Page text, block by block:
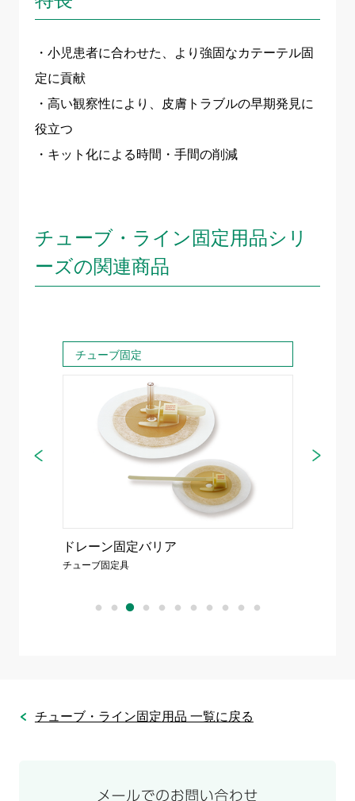
・小児患者に合わせた、より強固なカテーテル固
定に貢献
・高い観察性により、皮膚トラブルの早期発見に
役立つ
・キット化による時間・手間の削減
チューブ・ライン固定用品シリ
ーズの関連商品
チューブ固定
ドレーン固定バリア
チューブ固定具
チューブ・ライン固定用品 一覧に戻る